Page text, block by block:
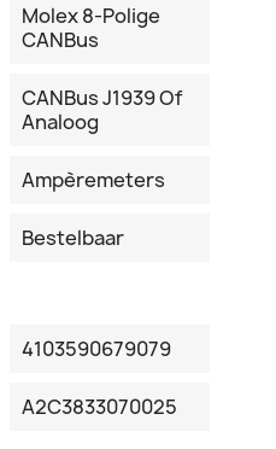
Molex 8-Polige
CANBus
CANBus J1939 Of
Analoog
Ampèremeters
Bestelbaar
4103590679079
A2C3833070025